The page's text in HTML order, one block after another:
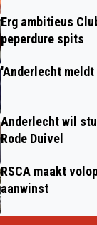
Erg ambitieus
peperdure spits
'Anderlecht
Anderlecht wil
Rode Duivel
RSCA maakt
aanwinst